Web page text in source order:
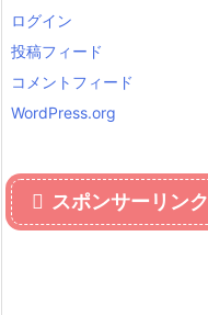
ログイン
投稿フィード
コメントフィード
WordPress.org
スポンサーリンク